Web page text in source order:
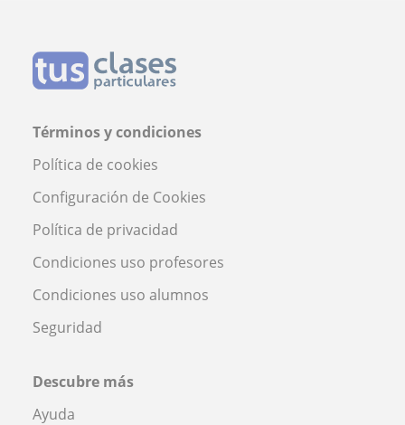
Términos y condiciones
Política de cookies
Configuración de Cookies
Política de privacidad
Condiciones uso profesores
Condiciones uso alumnos
Seguridad
Descubre más
Ayuda